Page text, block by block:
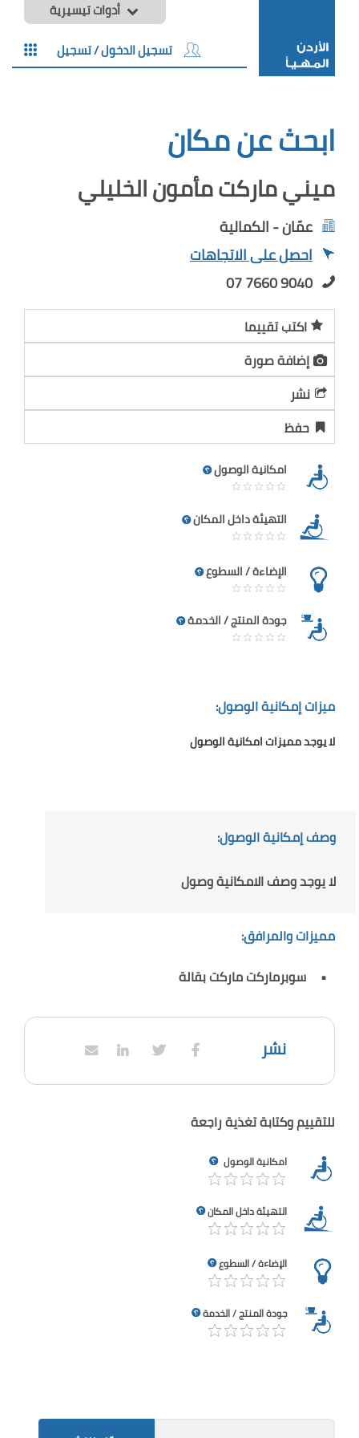
أدوات تيسيرية
تسجيل الدخول / تسجيل
ابحث عن مكان
ميني ماركت مأمون الخليلي
عمّان - الكمالية
احصل على الاتجاهات
07 7660 9040
اكتب تقييما
إضافة صورة
نشر
حفظ
امكانية الوصول
التهيئة داخل المكان
الإضاءة / السطوع
جودة المنتج / الخدمة
ميزات إمكانية الوصول:
لا يوجد مميزات امكانية الوصول
وصف إمكانية الوصول:
لا يوجد وصف الامكانية وصول
مميزات والمرافق:
سوبرماركت ماركت بقالة
نشر
للتقييم وكتابة تغذية راجعة
امكانية الوصول
التهيئة داخل المكان
الإضاءة / السطوع
جودة المنتج / الخدمة